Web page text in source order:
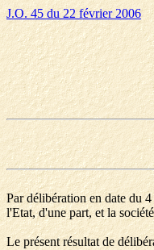
J.O. 45 du 22 février 2006
Par délibération en date du
l'Etat, d'une part, et la
Le présent résultat de